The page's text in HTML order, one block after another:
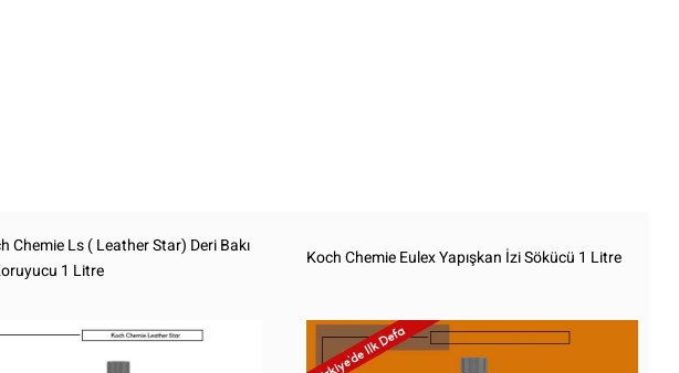
Chemie Ls ( Leather Star) Deri Bakı
1 Litre
Koch Chemie Eulex Yapışkan İzi Sökücü 1 Litre